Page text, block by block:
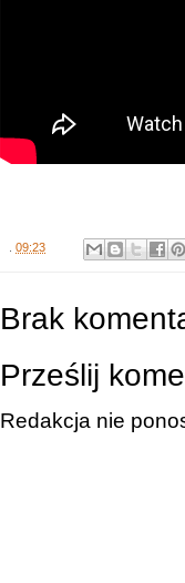
. 09:23
Brak
Prześlij
Redakcja nie